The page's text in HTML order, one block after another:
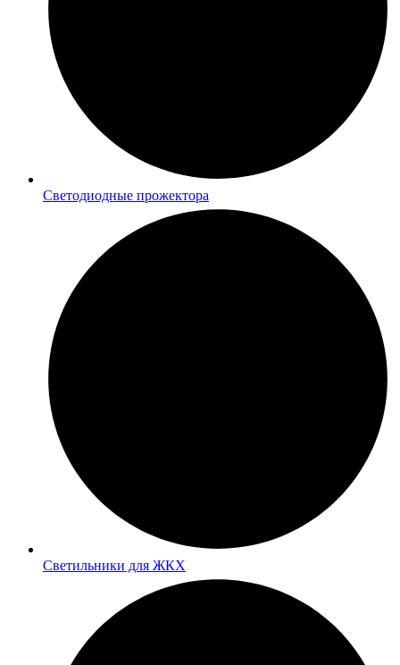
Светодиодные прожектора
Светильники для ЖКХ